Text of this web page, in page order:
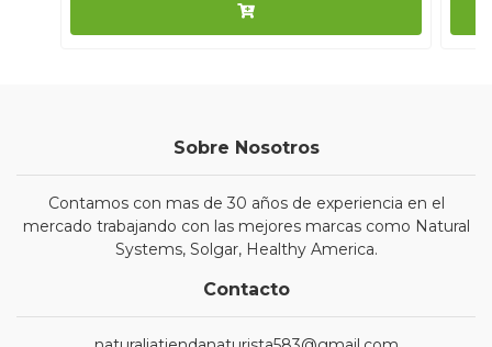
Sobre Nosotros
Contamos con mas de 30 años de experiencia en el
mercado trabajando con las mejores marcas como Natural
Systems, Solgar, Healthy America.
Contacto